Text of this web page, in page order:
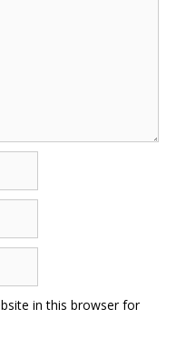
in this browser for